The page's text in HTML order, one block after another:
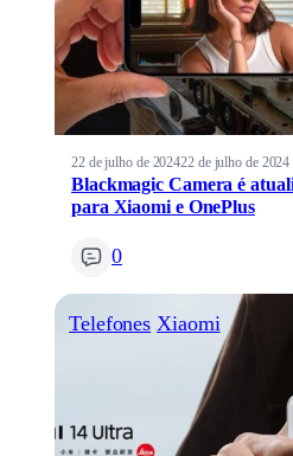
22 de julho de 202422 de julho de 2024
Blackmagic Camera é
para Xiaomi e OnePlus
0
Telefones Xiaomi